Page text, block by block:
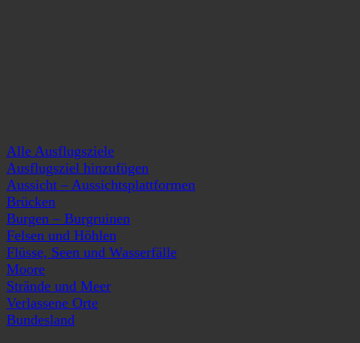
Alle Ausflugsziele
Ausflugsziel hinzufügen
Aussicht – Aussichtsplattformen
Brücken
Burgen – Burgruinen
Felsen und Höhlen
Flüsse, Seen und Wasserfälle
Moore
Strände und Meer
Verlassene Orte
Bundesland